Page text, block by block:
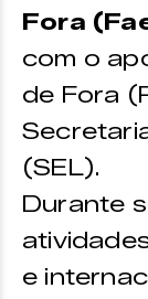
Fora
com o
de Fora
(SEL).
Durante
e